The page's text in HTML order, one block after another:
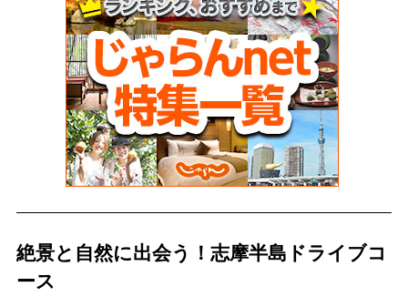
絶景と自然に出会う！志摩半島ドライブコ
ース